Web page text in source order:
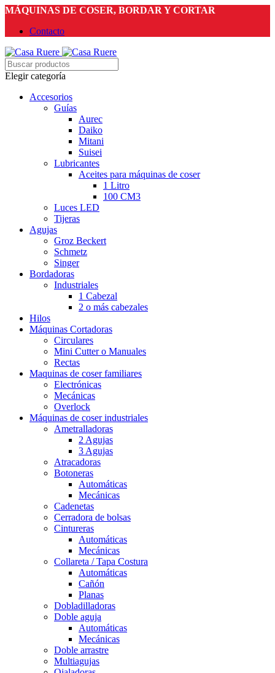
MÁQUINAS DE COSER, BORDAR Y CORTAR
Contacto
Elegir categoría
Accesorios
Guías
Aurec
Daiko
Mitani
Suisei
Lubricantes
Aceites para máquinas de coser
1 Litro
100 CM3
Luces LED
Tijeras
Agujas
Groz Beckert
Schmetz
Singer
Bordadoras
Industriales
1 Cabezal
2 o más cabezales
Hilos
Máquinas Cortadoras
Circulares
Mini Cutter o Manuales
Rectas
Maquinas de coser familiares
Electrónicas
Mecánicas
Overlock
Máquinas de coser industriales
Ametralladoras
2 Agujas
3 Agujas
Atracadoras
Botoneras
Automáticas
Mecánicas
Cadenetas
Cerradora de bolsas
Cintureras
Automáticas
Mecánicas
Collareta / Tapa Costura
Automáticas
Cañón
Planas
Dobladilladoras
Doble aguja
Automáticas
Mecánicas
Doble arrastre
Multiagujas